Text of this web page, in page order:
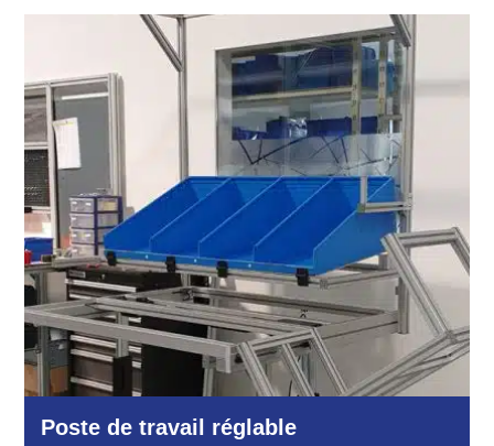
Industrie et production
Poste de travail réglable